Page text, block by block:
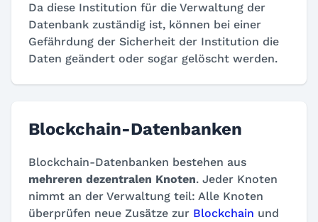
Da diese Institution für die Verwaltung der
Datenbank zuständig ist, können bei einer
Gefährdung der Sicherheit der Institution die
Daten geändert oder sogar gelöscht werden.
Blockchain-Datenbanken
Blockchain-Datenbanken bestehen aus
mehreren dezentralen Knoten. Jeder Knoten
nimmt an der Verwaltung teil: Alle Knoten
überprüfen neue Zusätze zur Blockchain und